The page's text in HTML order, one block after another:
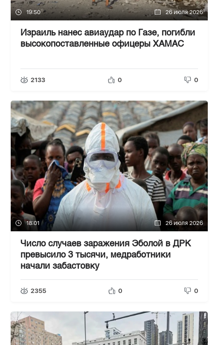
19:50 26 июля 2026
Израиль нанес авиаудар по Газе, погибли
высокопоставленные офицеры ХАМАС
2133 0 0
18:01 26 июля 2026
Число случаев заражения Эболой в ДРК
превысило 3 тысячи, медработники
начали забастовку
2355 0 0